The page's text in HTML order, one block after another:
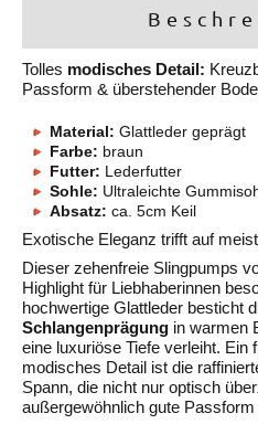
Tolles modisches Detail:
Passform & überstehender
Material: Glattleder geprägt
Farbe: braun
Futter: Lederfutter
Sohle: Ultraleichte
Absatz: ca. 5cm Keil
Exotische Eleganz trifft auf
Dieser zehenfreie Slingpumps
Highlight für Liebhaberinnen
hochwertige Glattleder besticht
Schlangenprägung in warmen
eine luxuriöse Tiefe verleiht. Ein
modisches Detail ist die
Spann, die nicht nur optisch
außergewöhnlich gute